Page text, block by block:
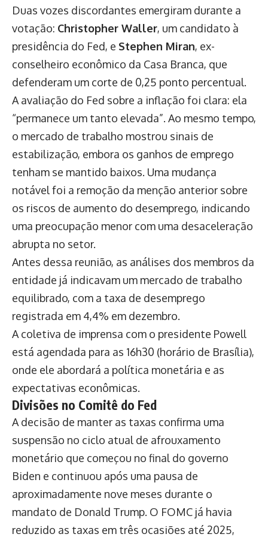
Duas vozes discordantes emergiram durante a
votação: Christopher Waller, um candidato à
presidência do Fed, e Stephen Miran, ex-
conselheiro econômico da Casa Branca, que
defenderam um corte de 0,25 ponto percentual.
A avaliação do Fed sobre a inflação foi clara: ela
“permanece um tanto elevada”. Ao mesmo tempo,
o mercado de trabalho mostrou sinais de
estabilização, embora os ganhos de emprego
tenham se mantido baixos. Uma mudança
notável foi a remoção da menção anterior sobre
os riscos de aumento do desemprego, indicando
uma preocupação menor com uma desaceleração
abrupta no setor.
Antes dessa reunião, as análises dos membros da
entidade já indicavam um mercado de trabalho
equilibrado, com a taxa de desemprego
registrada em 4,4% em dezembro.
A coletiva de imprensa com o presidente Powell
está agendada para as 16h30 (horário de Brasília),
onde ele abordará a política monetária e as
expectativas econômicas.
Divisões no Comitê do Fed
A decisão de manter as taxas confirma uma
suspensão no ciclo atual de afrouxamento
monetário que começou no final do governo
Biden e continuou após uma pausa de
aproximadamente nove meses durante o
mandato de Donald Trump. O FOMC já havia
reduzido as taxas em três ocasiões até 2025,